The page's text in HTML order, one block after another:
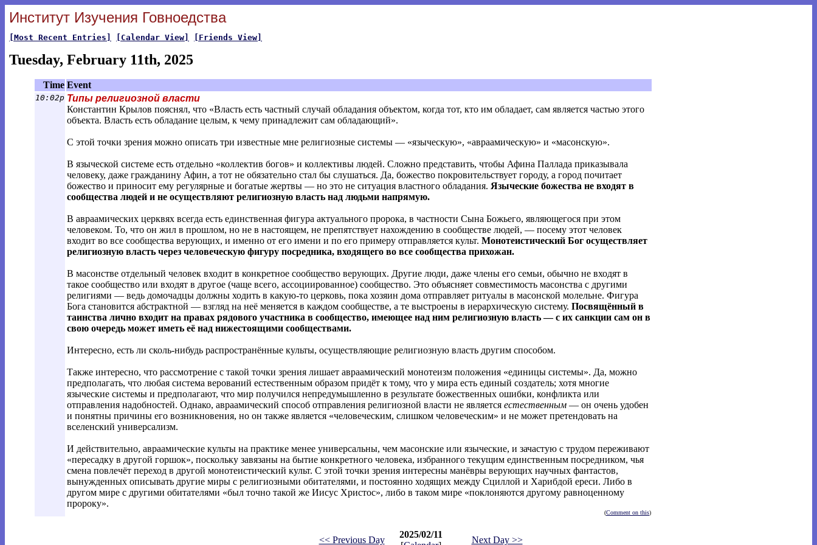
Институт Изучения Говноедства
[Most Recent Entries] [Calendar View] [Friends View]
Tuesday, February 11th, 2025
Time Event
10:02p Типы религиозной власти
Константин Крылов пояснял, что «Власть есть частный случай обладания объектом, когда тот, кто им обладает, сам является частью этого
объекта. Власть есть обладание целым, к чему принадлежит сам обладающий».
С этой точки зрения можно описать три известные мне религиозные системы — «языческую», «авраамическую» и «масонскую».
В языческой системе есть отдельно «коллектив богов» и коллективы людей. Сложно представить, чтобы Афина Паллада приказывала
человеку, даже гражданину Афин, а тот не обязательно стал бы слушаться. Да, божество покровительствует городу, а город почитает
божество и приносит ему регулярные и богатые жертвы — но это не ситуация властного обладания. Языческие божества не входят в
сообщества людей и не осуществляют религиозную власть над людьми напрямую.
В авраамических церквях всегда есть единственная фигура актуального пророка, в частности Сына Божьего, являющегося при этом
человеком. То, что он жил в прошлом, но не в настоящем, не препятствует нахождению в сообществе людей, — посему этот человек
входит во все сообщества верующих, и именно от его имени и по его примеру отправляется культ. Монотеистический Бог осуществляет
религиозную власть через человеческую фигуру посредника, входящего во все сообщества прихожан.
В масонстве отдельный человек входит в конкретное сообщество верующих. Другие люди, даже члены его семьи, обычно не входят в
такое сообщество или входят в другое (чаще всего, ассоциированное) сообщество. Это объясняет совместимость масонства с другими
религиями — ведь домочадцы должны ходить в какую-то церковь, пока хозяин дома отправляет ритуалы в масонской молельне. Фигура
Бога становится абстрактной — взгляд на неё меняется в каждом сообществе, а те выстроены в иерархическую систему. Посвящённый в
таинства лично входит на правах рядового участника в сообщество, имеющее над ним религиозную власть — с их санкции сам он в
свою очередь может иметь её над нижестоящими сообществами.
Интересно, есть ли сколь-нибудь распространённые культы, осуществляющие религиозную власть другим способом.
Также интересно, что рассмотрение с такой точки зрения лишает авраамический монотеизм положения «единицы системы». Да, можно
предполагать, что любая система верований естественным образом придёт к тому, что у мира есть единый создатель; хотя многие
языческие системы и предполагают, что мир получился непредумышленно в результате божественных ошибки, конфликта или
отправления надобностей. Однако, авраамический способ отправления религиозной власти не является естественным — он очень удобен
и понятны причины его возникновения, но он также является «человеческим, слишком человеческим» и не может претендовать на
вселенский универсализм.
И действительно, авраамические культы на практике менее универсальны, чем масонские или языческие, и зачастую с трудом переживают
«пересадку в другой горшок», поскольку завязаны на бытие конкретного человека, избранного текущим единственным посредником, чья
смена повлечёт переход в другой монотеистический культ. С этой точки зрения интересны манёвры верующих научных фантастов,
вынужденных описывать другие миры с религиозными обитателями, и постоянно ходящих между Сциллой и Харибдой ереси. Либо в
другом мире с другими обитателями «был точно такой же Иисус Христос», либо в таком мире «поклоняются другому равноценному
пророку».
(Comment on this)
<< Previous Day
2025/02/11
Next Day >>